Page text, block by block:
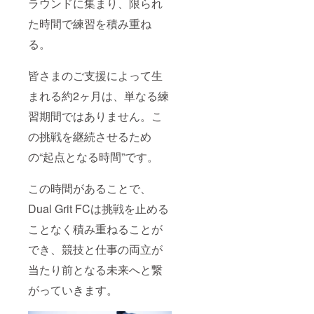
ラウンドに集まり、限られ
た時間で練習を積み重ね
る。
皆さまのご支援によって生
まれる約2ヶ月は、単なる練
習期間ではありません。こ
の挑戦を継続させるため
の“起点となる時間”です。
この時間があることで、
Dual Grit FCは挑戦を止める
ことなく積み重ねることが
でき、競技と仕事の両立が
当たり前となる未来へと繋
がっていきます。